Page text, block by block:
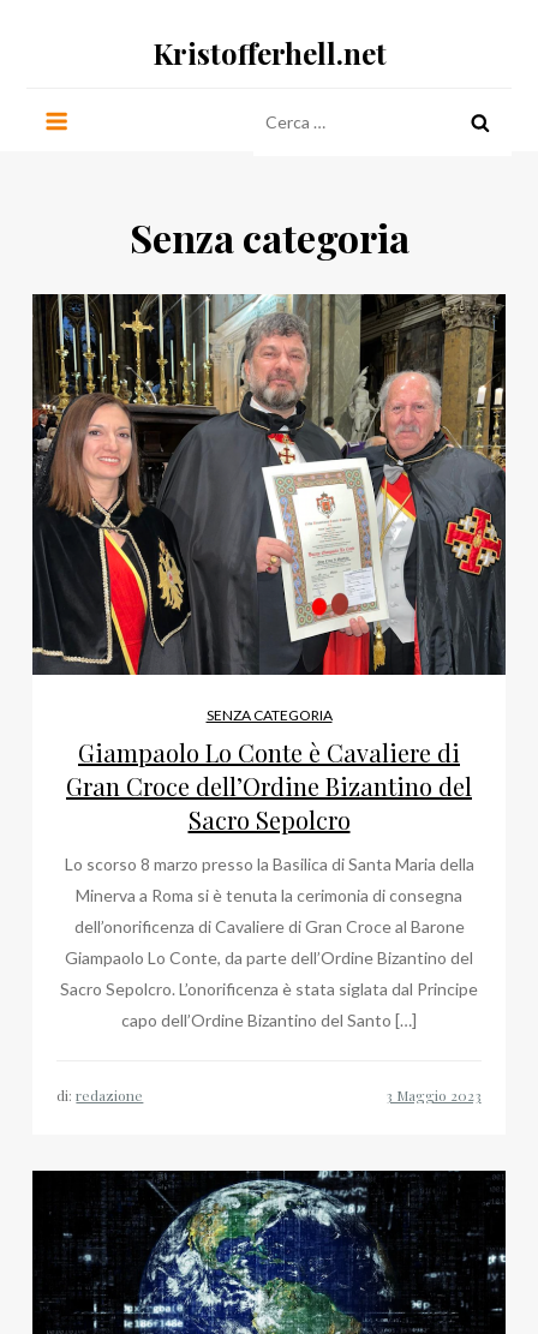
Kristofferhell.net
per:
Senza categoria
SENZA CATEGORIA
Giampaolo Lo Conte è Cavaliere di
Gran Croce dell’Ordine Bizantino del
Sacro Sepolcro
Lo scorso 8 marzo presso la Basilica di Santa Maria della
Minerva a Roma si è tenuta la cerimonia di consegna
dell’onorificenza di Cavaliere di Gran Croce al Barone
Giampaolo Lo Conte, da parte dell’Ordine Bizantino del
Sacro Sepolcro. L’onorificenza è stata siglata dal Principe
capo dell’Ordine Bizantino del Santo […]
di:redazione